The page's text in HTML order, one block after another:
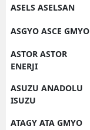
ASELS ASELSAN
ASGYO ASCE GMYO
ASTOR ASTOR
ENERJI
ASUZU ANADOLU
ISUZU
ATAGY ATA GMYO